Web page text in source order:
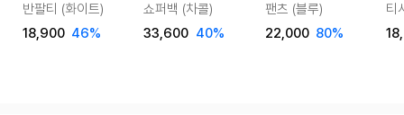
반팔티 (화이트)
18,900 46%
쇼퍼백 (차콜)
33,600 40%
팬츠 (블루)
22,000 80%
티